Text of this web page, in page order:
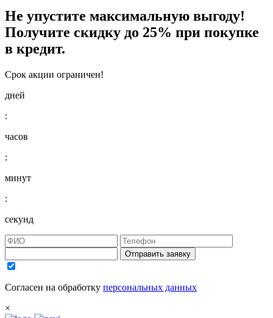
Не упустите максимальную выгоду!
Получите скидку до 25% при покупке
в кредит.
Срок акции ограничен!
дней
:
часов
:
минут
:
секунд
Отправить заявку
Согласен на обработку персональных данных
×